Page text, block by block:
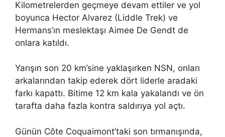
Kilometrelerden geçmeye devam ettiler ve yol
boyunca Hector Alvarez (Liddle Trek) ve
Hermans’ın meslektaşı Aimee De Gendt de
onlara katıldı.
Yarışın son 20 km’sine yaklaşırken NSN, onları
arkalarından takip ederek dört liderle aradaki
farkı kapattı. Bitime 12 km kala yakalandı ve ön
tarafta daha fazla kontra saldırıya yol açtı.
Günün Côte Coquaimont’taki son tırmanışında,